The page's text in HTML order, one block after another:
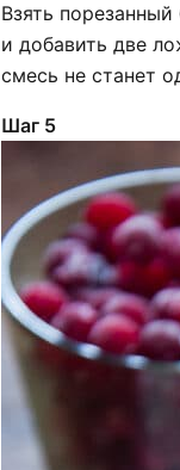
Взять
и добавить две
смесь не станет
Шаг 5